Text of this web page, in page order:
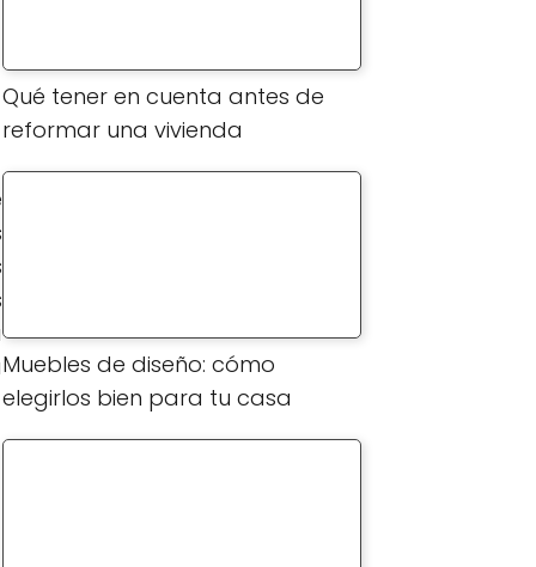
Qué tener en cuenta antes de
reformar una vivienda
Muebles de diseño: cómo
elegirlos bien para tu casa